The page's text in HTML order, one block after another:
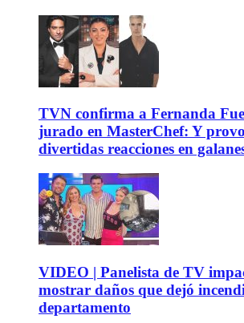
TVN confirma a Fernanda
jurado en MasterChef: Y
divertidas reacciones en
VIDEO | Panelista de TV
mostrar daños que dejó
departamento